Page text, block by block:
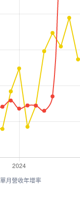
單月營收年增率